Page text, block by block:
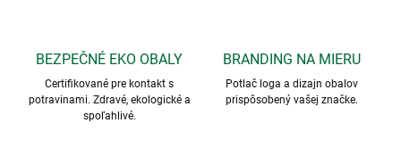
BEZPEČNÉ EKO OBALY
Certifikované pre kontakt s
potravinami. Zdravé, ekologické a
spoľahlivé.
BRANDING NA MIERU
Potlač loga a dizajn obalov
prispôsobený vašej značke.